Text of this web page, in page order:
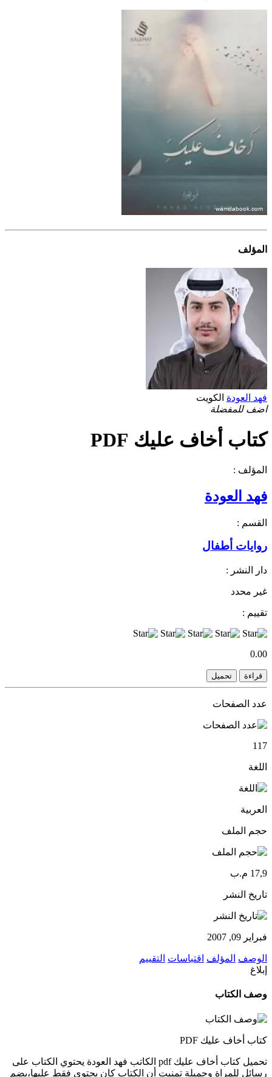
المؤلف
فهد العودة الكويت
اضف للمفضلة
كتاب أخاف عليك PDF
المؤلف :
فهد العودة
القسم :
روايات أطفال
دار النشر :
غير محدد
تقييم :
0.00
قراءة تحميل
عدد الصفحات
117
اللغة
العربية
حجم الملف
17,9 م.ب
تاريخ النشر
فبراير 09, 2007
الوصف المؤلف اقتباسات التقييم
إبلاغ
وصف الكتاب
كتاب أخاف عليك PDF
تحميل كتاب أخاف عليك pdf الكاتب فهد العودة يحتوي الكتاب على
رسائل للمراة وجميلة تمنيت أن الكتاب كان يحتوي فقط عليها،يضم